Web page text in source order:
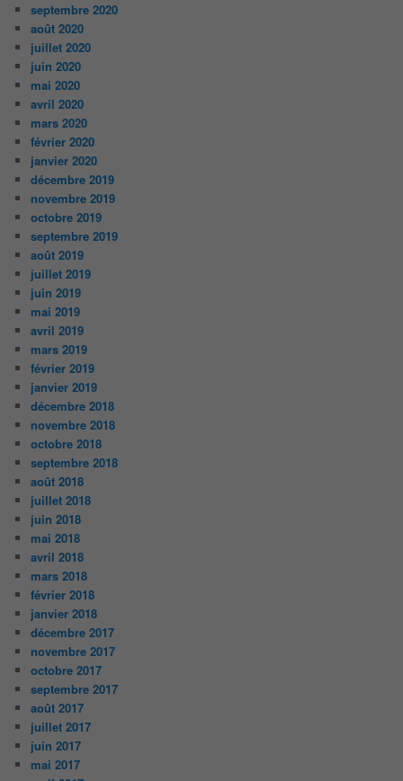
septembre 2020
août 2020
juillet 2020
juin 2020
mai 2020
avril 2020
mars 2020
février 2020
janvier 2020
décembre 2019
novembre 2019
octobre 2019
septembre 2019
août 2019
juillet 2019
juin 2019
mai 2019
avril 2019
mars 2019
février 2019
janvier 2019
décembre 2018
novembre 2018
octobre 2018
septembre 2018
août 2018
juillet 2018
juin 2018
mai 2018
avril 2018
mars 2018
février 2018
janvier 2018
décembre 2017
novembre 2017
octobre 2017
septembre 2017
août 2017
juillet 2017
juin 2017
mai 2017